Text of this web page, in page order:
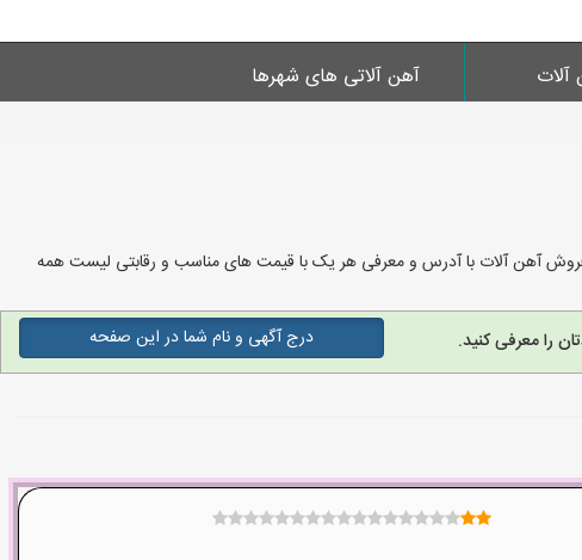
آلات آهن آلاتی های شهرها
فروش آهن آلات با آدرس و معرفی هر یک با قیمت های مناسب و رقابتی لیست همه
را معرفی کنید. درج آگهی و نام شما در این صفحه